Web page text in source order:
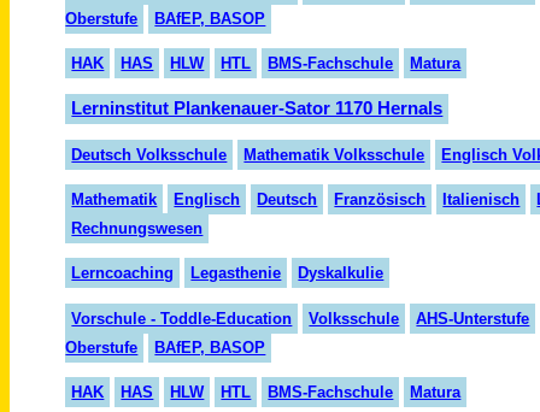
Oberstufe
BAfEP, BASOP
HAK HAS HLW HTL BMS-Fachschule Matura
Lerninstitut Plankenauer-Sator 1170 Hernals
Deutsch Volksschule Mathematik Volksschule Englisch
Mathematik Englisch Deutsch Französisch Italienisch
Rechnungswesen
Lerncoaching Legasthenie Dyskalkulie
Vorschule - Toddle-Education Volksschule
AHS-Unterstufe
Oberstufe
BAfEP, BASOP
HAK HAS HLW HTL BMS-Fachschule Matura